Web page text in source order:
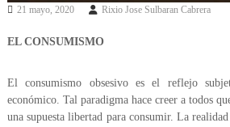
21 mayo, 2020 Rixio Jose Sulbaran Cabrera
EL CONSUMISMO
El consumismo obsesivo es el reflejo
económico. Tal paradigma hace creer a todos
una supuesta libertad para consumir. La